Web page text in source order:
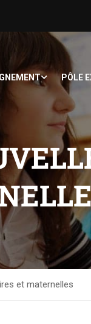
PÔLE
et maternelles